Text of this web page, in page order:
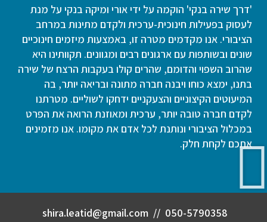
'דרך שירה בנקי' הוקמה על ידי אורי ומיקה בנקי על מנת
לעסוק בפעילות חינוכית-ערכית ולקדם מתינות במרחב
הציבורי. אנו מקדמים מטרה זו, באמצעות מיזמים חינוכיים
שונים ובשותפות עם ארגונים רבים ומגוונים. תקוותינו היא
שהרוב השפוי והדומם, שהרים קולו בעקבות הרצח של שירה
בתנו, ימצא כוחו ויבנה חברה מתונה ובריאה יותר, בה
המיעוטים הקיצוניים והצעקניים ידחקו לשוליים. מטרתנו
לקדם חברה טובה יותר, ערכית ומאוזנת הרואה את הפרט
במכלול הציבורי ונותנת לכל אדם את מקומו. אנו מזמינים
אתכם לקחת חלק.
shira.leatid@gmail.com// 050-5790358